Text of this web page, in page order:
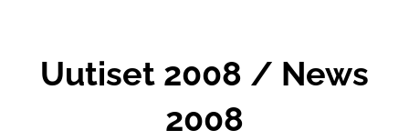
Uutiset 2008 / News
2008